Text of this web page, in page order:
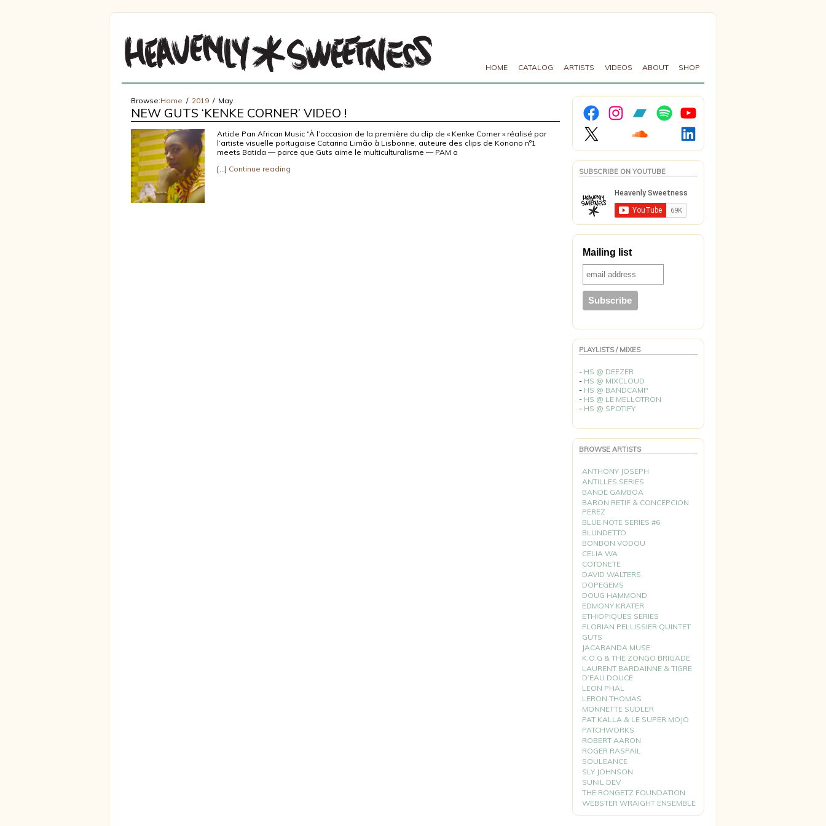
HOME CATALOG ARTISTS VIDEOS ABOUT SHOP
Browse:Home 2019 May
NEW GUTS ‘KENKE CORNER’ VIDEO !
Article Pan African Music “À l’occasion de la première du clip de « Kenke Corner » réalisé par
l’artiste visuelle portugaise Catarina Limão à Lisbonne, auteure des clips de Konono nº1
meets Batida — parce que Guts aime le multiculturalisme — PAM a
[…] Continue reading
YouTube
X
SUBSCRIBE ON YOUTUBE
Mailing list
PLAYLISTS / MIXES
- HS @ DEEZER
- HS @ MIXCLOUD
- HS @ BANDCAMP
- HS @ LE MELLOTRON
- HS @ SPOTIFY
BROWSE ARTISTS
ANTHONY JOSEPH
ANTILLES SERIES
BANDE GAMBOA
BARON RETIF & CONCEPCION
PEREZ
BLUE NOTE SERIES #6
BLUNDETTO
BONBON VODOU
CELIA WA
COTONETE
DAVID WALTERS
DOPEGEMS
DOUG HAMMOND
EDMONY KRATER
ETHIOPIQUES SERIES
FLORIAN PELLISSIER QUINTET
GUTS
JACARANDA MUSE
K.O.G & THE ZONGO BRIGADE
LAURENT BARDAINNE & TIGRE
D’EAU DOUCE
LEON PHAL
LERON THOMAS
MONNETTE SUDLER
PAT KALLA & LE SUPER MOJO
PATCHWORKS
ROBERT AARON
ROGER RASPAIL
SOULEANCE
SLY JOHNSON
SUNIL DEV
THE RONGETZ FOUNDATION
WEBSTER WRAIGHT ENSEMBLE